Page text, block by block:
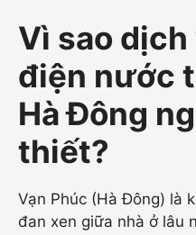
Vì sao
điện nước
Hà Đông
thiết?
Vạn Phúc (Hà Đông) là
đan xen giữa nhà ở lâu